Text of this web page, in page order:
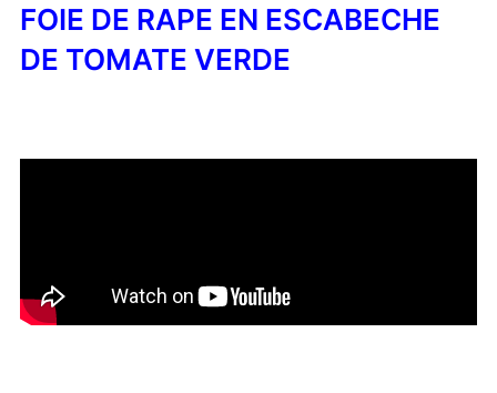
FOIE DE RAPE EN ESCABECHE
DE TOMATE VERDE